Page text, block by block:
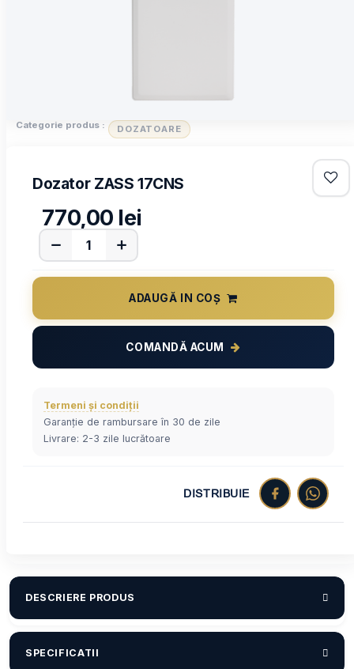
Categorie produs : DOZATOARE
Dozator ZASS 17CNS
770,00 lei
ADAUGĂ IN COȘ
COMANDĂ ACUM
Termeni și condiții
Garanție de rambursare în 30 de zile
Livrare: 2-3 zile lucrătoare
DISTRIBUIE
DESCRIERE PRODUS
SPECIFICATII